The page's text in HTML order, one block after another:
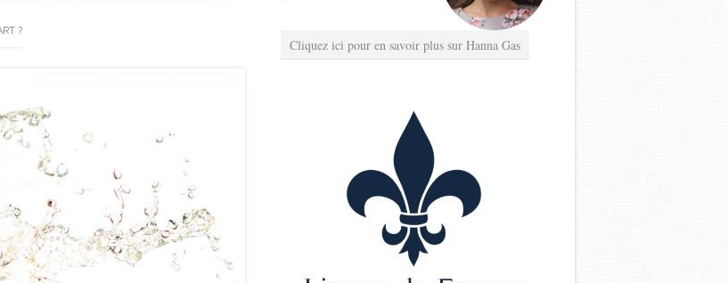
?
Cliquez ici pour en savoir plus sur Hanna Gas